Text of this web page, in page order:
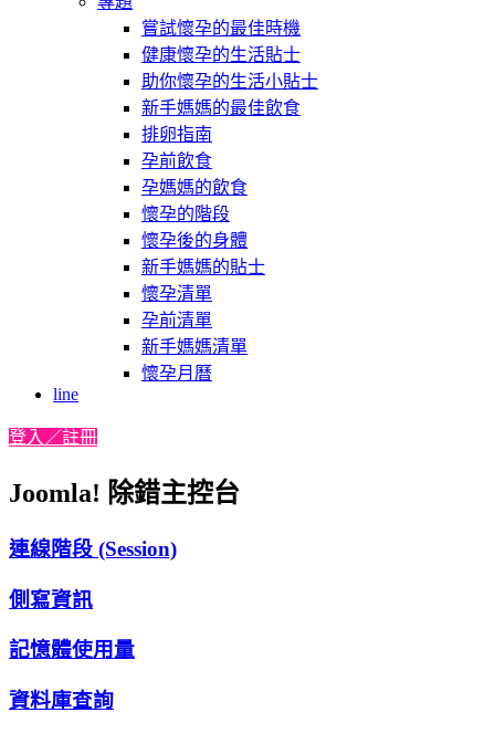
嘗試懷孕的最佳時機
健康懷孕的生活貼士
助你懷孕的生活小貼士
新手媽媽的最佳飲食
排卵指南
孕前飲食
孕媽媽的飲食
懷孕的階段
懷孕後的身體
新手媽媽的貼士
懷孕清單
孕前清單
新手媽媽清單
懷孕月曆
line
登入／註冊
Joomla! 除錯主控台
連線階段 (Session)
側寫資訊
記憶體使用量
資料庫查詢